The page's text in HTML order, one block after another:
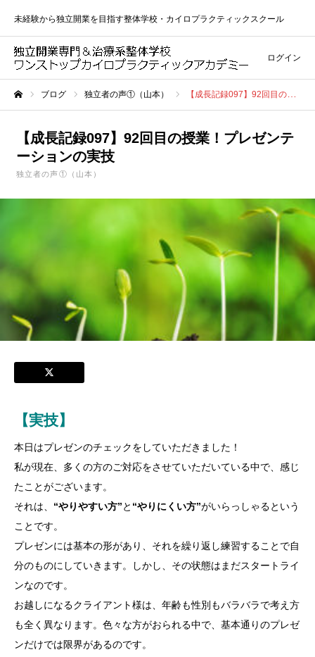
未経験から独立開業を目指す整体学校・カイロプラクティックスクール
ログイン
ブログ 独立者の声①（山本） 【成長記録097】92回目の授業！プレゼンテーションの実技
【成長記録097】92回目の授業！プレゼンテ
ーションの実技
独立者の声①（山本）
【実技】
本日はプレゼンのチェックをしていただきました！
私が現在、多くの方のご対応をさせていただいている中で、感じ
たことがございます。
それは、 “やりやすい方”と “やりにくい方”がいらっしゃるという
ことです。
プレゼンには基本の形があり、それを繰り返し練習することで自
分のものにしていきます。しかし、その状態はまだスタートライ
ンなのです。
お越しになるクライアント様は、年齢も性別もバラバラで考え方
も全く異なります。色々な方がおられる中で、基本通りのプレゼ
ンだけでは限界があるのです。